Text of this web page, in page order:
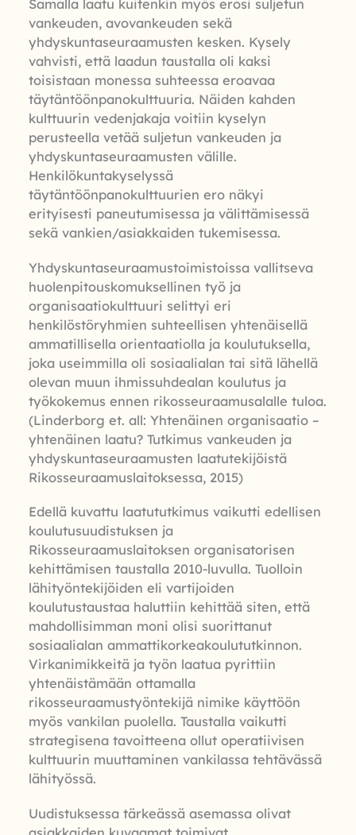
Samalla laatu kuitenkin myös erosi suljetun
vankeuden, avovankeuden sekä
yhdyskuntaseuraamusten kesken. Kysely
vahvisti, että laadun taustalla oli kaksi
toisistaan monessa suhteessa eroavaa
täytäntöönpanokulttuuria. Näiden kahden
kulttuurin vedenjakaja voitiin kyselyn
perusteella vetää suljetun vankeuden ja
yhdyskuntaseuraamusten välille.
Henkilökuntakyselyssä
täytäntöönpanokulttuurien ero näkyi
erityisesti paneutumisessa ja välittämisessä
sekä vankien/asiakkaiden tukemisessa.
Yhdyskuntaseuraamustoimistoissa vallitseva
huolenpitouskomuksellinen työ ja
organisaatiokulttuuri selittyi eri
henkilöstöryhmien suhteellisen yhtenäisellä
ammatillisella orientaatiolla ja koulutuksella,
joka useimmilla oli sosiaalialan tai sitä lähellä
olevan muun ihmissuhdealan koulutus ja
työkokemus ennen rikosseuraamusalalle tuloa.
(Linderborg et. all: Yhtenäinen organisaatio –
yhtenäinen laatu? Tutkimus vankeuden ja
yhdyskuntaseuraamusten laatutekijöistä
Rikosseuraamuslaitoksessa, 2015)
Edellä kuvattu laatututkimus vaikutti edellisen
koulutusuudistuksen ja
Rikosseuraamuslaitoksen organisatorisen
kehittämisen taustalla 2010-luvulla. Tuolloin
lähityöntekijöiden eli vartijoiden
koulutustaustaa haluttiin kehittää siten, että
mahdollisimman moni olisi suorittanut
sosiaalialan ammattikorkeakoulututkinnon.
Virkanimikkeitä ja työn laatua pyrittiin
yhtenäistämään ottamalla
rikosseuraamustyöntekijä nimike käyttöön
myös vankilan puolella. Taustalla vaikutti
strategisena tavoitteena ollut operatiivisen
kulttuurin muuttaminen vankilassa tehtävässä
lähityössä.
Uudistuksessa tärkeässä asemassa olivat